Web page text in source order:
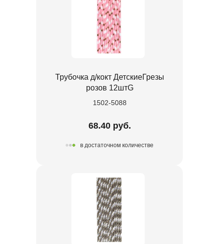
Трубочка д/кокт ДетскиеГрезы
розов 12штG
1502-5088
68.40 руб.
в достаточном количестве